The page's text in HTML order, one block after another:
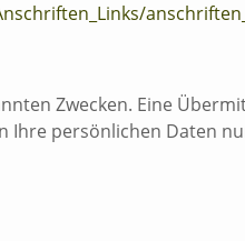
Zwecken. Eine
Ihre persönlichen Daten